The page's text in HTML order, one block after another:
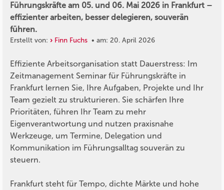
Führungskräfte am 05. und 06. Mai 2026 in Frankfurt –
effizienter arbeiten, besser delegieren, souverän
führen.
Erstellt von: Finn Fuchs • am: 20. April 2026
Effiziente Arbeitsorganisation statt Dauerstress: Im
Zeitmanagement Seminar für Führungskräfte in
Frankfurt lernen Sie, Ihre Aufgaben, Projekte und Ihr
Team gezielt zu strukturieren. Sie schärfen Ihre
Prioritäten, führen Ihr Team zu mehr
Eigenverantwortung und nutzen praxisnahe
Werkzeuge, um Termine, Delegation und
Kommunikation im Führungsalltag souverän zu
steuern.
Frankfurt steht für Tempo, dichte Märkte und hohe